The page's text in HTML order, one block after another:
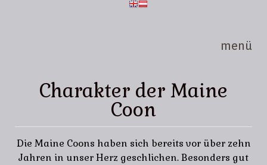
menü
Charakter der Maine
Coon
Die Maine Coons haben sich bereits vor über zehn
Jahren in unser Herz geschlichen. Besonders gut